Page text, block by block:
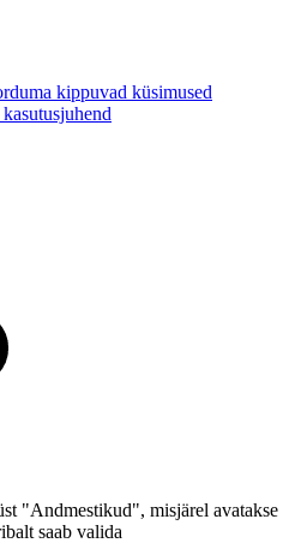
kippuvad küsimused
"Andmestikud", misjärel avatakse
saab valida